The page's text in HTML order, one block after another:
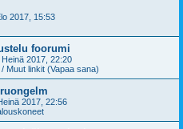
2017, 15:53
foorumi
Heinä 2017, 22:20
Muut linkit (Vapaa sana)
2017, 22:56